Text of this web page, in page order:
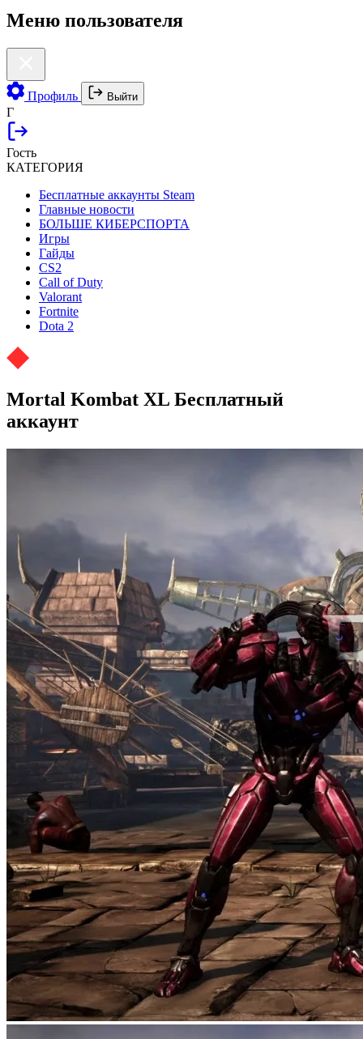
Меню пользователя
Профиль Выйти
Г
Гость
КАТЕГОРИЯ
Бесплатные аккаунты Steam
Главные новости
БОЛЬШЕ КИБЕРСПОРТА
Игры
Гайды
CS2
Call of Duty
Valorant
Fortnite
Dota 2
Mortal Kombat XL Бесплатный
аккаунт